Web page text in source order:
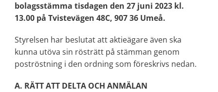
bolagsstämma tisdagen den 27 juni 2023 kl.
13.00 på Tvistevägen 48C, 907 36 Umeå.
Styrelsen har beslutat att aktieägare även ska
kunna utöva sin rösträtt på stämman genom
poströstning i den ordning som föreskrivs nedan.
A. RÄTT ATT DELTA OCH ANMÄLAN